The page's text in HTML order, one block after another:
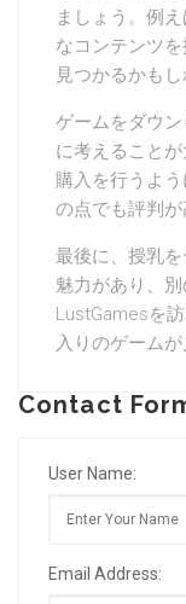
ましょう。例
なコンテンツ
見つかるかもし
ゲームをダウ
に考えること
購入を行うよ
の点でも評判が
最後に、授乳
魅力があり、
LustGamesを
入りのゲームが
Contact
User Name:
Email Address: